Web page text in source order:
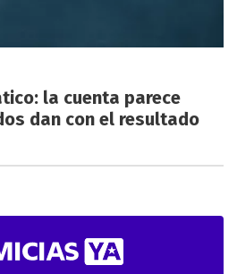
la cuenta parece
dan con el resultado